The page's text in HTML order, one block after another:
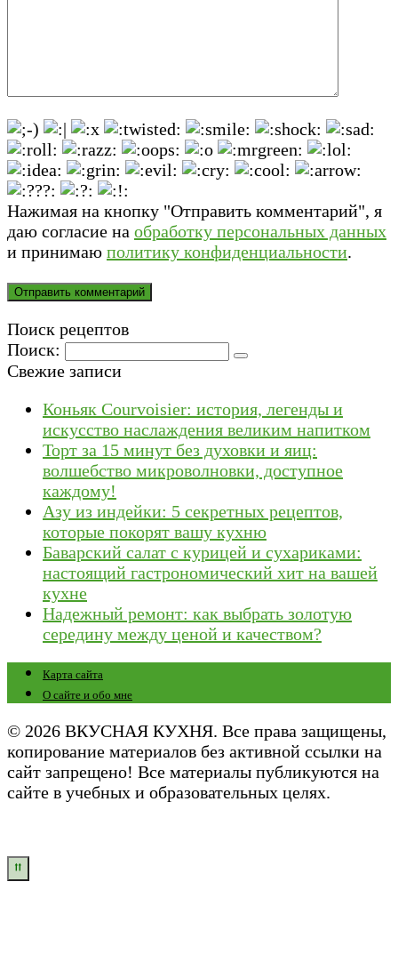
Нажимая на кнопку "Отправить комментарий", я
даю согласие на обработку персональных данных
и принимаю политику конфиденциальности.
Поиск рецептов
Поиск:
Свежие записи
Коньяк Courvoisier: история, легенды и
искусство наслаждения великим напитком
Торт за 15 минут без духовки и яиц:
волшебство микроволновки, доступное
каждому!
Азу из индейки: 5 секретных рецептов,
которые покорят вашу кухню
Баварский салат с курицей и сухариками:
настоящий гастрономический хит на вашей
кухне
Надежный ремонт: как выбрать золотую
середину между ценой и качеством?
Карта сайта
О сайте и обо мне
© 2026 ВКУСНАЯ КУХНЯ. Все права защищены,
копирование материалов без активной ссылки на
сайт запрещено! Все материалы публикуются на
сайте в учебных и образовательных целях.